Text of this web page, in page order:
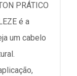
PRÁTICO
é a
um cabelo